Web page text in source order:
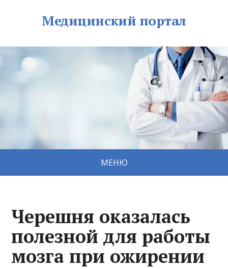
Медицинский портал
МЕНЮ
Черешня оказалась
полезной для работы
мозга при ожирении